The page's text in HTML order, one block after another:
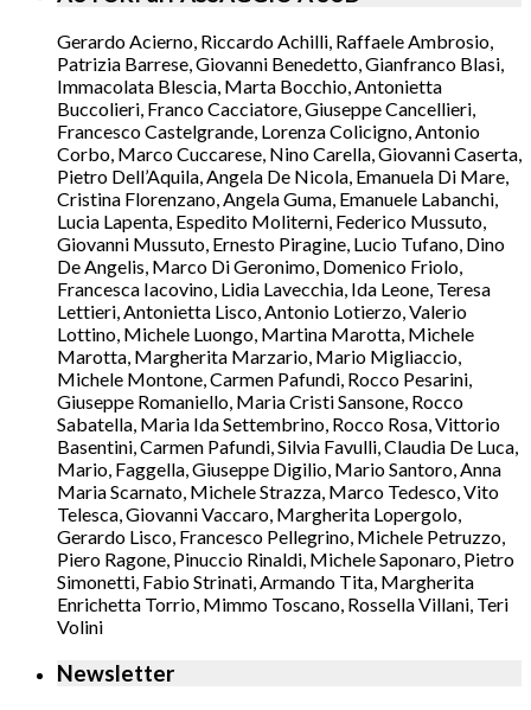
Gerardo Acierno, Riccardo Achilli, Raffaele Ambrosio,
Patrizia Barrese, Giovanni Benedetto, Gianfranco Blasi,
Immacolata Blescia, Marta Bocchio, Antonietta
Buccolieri, Franco Cacciatore, Giuseppe Cancellieri,
Francesco Castelgrande, Lorenza Colicigno, Antonio
Corbo, Marco Cuccarese, Nino Carella, Giovanni Caserta,
Pietro Dell’Aquila, Angela De Nicola, Emanuela Di Mare,
Cristina Florenzano, Angela Guma, Emanuele Labanchi,
Lucia Lapenta, Espedito Moliterni, Federico Mussuto,
Giovanni Mussuto, Ernesto Piragine, Lucio Tufano, Dino
De Angelis, Marco Di Geronimo, Domenico Friolo,
Francesca Iacovino, Lidia Lavecchia, Ida Leone, Teresa
Lettieri, Antonietta Lisco, Antonio Lotierzo, Valerio
Lottino, Michele Luongo, Martina Marotta, Michele
Marotta, Margherita Marzario, Mario Migliaccio,
Michele Montone, Carmen Pafundi, Rocco Pesarini,
Giuseppe Romaniello, Maria Cristi Sansone, Rocco
Sabatella, Maria Ida Settembrino, Rocco Rosa, Vittorio
Basentini, Carmen Pafundi, Silvia Favulli, Claudia De Luca,
Mario, Faggella, Giuseppe Digilio, Mario Santoro, Anna
Maria Scarnato, Michele Strazza, Marco Tedesco, Vito
Telesca, Giovanni Vaccaro, Margherita Lopergolo,
Gerardo Lisco, Francesco Pellegrino, Michele Petruzzo,
Piero Ragone, Pinuccio Rinaldi, Michele Saponaro, Pietro
Simonetti, Fabio Strinati, Armando Tita, Margherita
Enrichetta Torrio, Mimmo Toscano, Rossella Villani, Teri
Volini
Newsletter